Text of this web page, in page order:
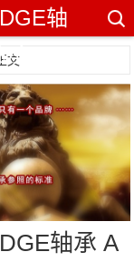
轴
文
轴承 A